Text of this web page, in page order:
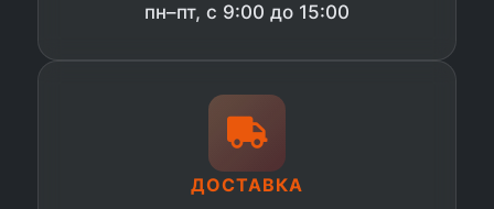
пн–пт, с 9:00 до 15:00
ДОСТАВКА